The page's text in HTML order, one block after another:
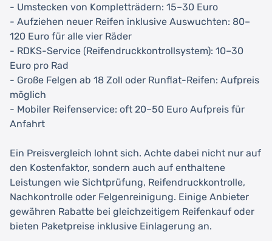
- Umstecken von Kompletträdern: 15–30 Euro
- Aufziehen neuer Reifen inklusive Auswuchten: 80–
120 Euro für alle vier Räder
- RDKS-Service (Reifendruckkontrollsystem): 10–30
Euro pro Rad
- Große Felgen ab 18 Zoll oder Runflat-Reifen: Aufpreis
möglich
- Mobiler Reifenservice: oft 20–50 Euro Aufpreis für
Anfahrt
Ein Preisvergleich lohnt sich. Achte dabei nicht nur auf
den Kostenfaktor, sondern auch auf enthaltene
Leistungen wie Sichtprüfung, Reifendruckkontrolle,
Nachkontrolle oder Felgenreinigung. Einige Anbieter
gewähren Rabatte bei gleichzeitigem Reifenkauf oder
bieten Paketpreise inklusive Einlagerung an.